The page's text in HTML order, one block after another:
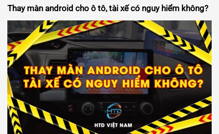
Thay màn android cho ô tô, tài xế có nguy hiểm không?